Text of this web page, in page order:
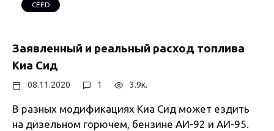
CEED
Заявленный и реальный расход топлива
Киа Сид
08.11.2020 1 3.9к.
В разных модификациях Киа Сид может ездить
на дизельном горючем, бензине АИ-92 и АИ-95.